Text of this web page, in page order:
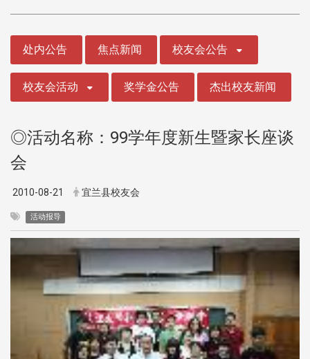
处内公告 焦点新闻 校友会公告
校友会活动 奖学金公告 杰出校友新闻
◎活动名称：99学年度新生暨家长座谈
会
2010-08-21 宜兰县校友会
活动报导